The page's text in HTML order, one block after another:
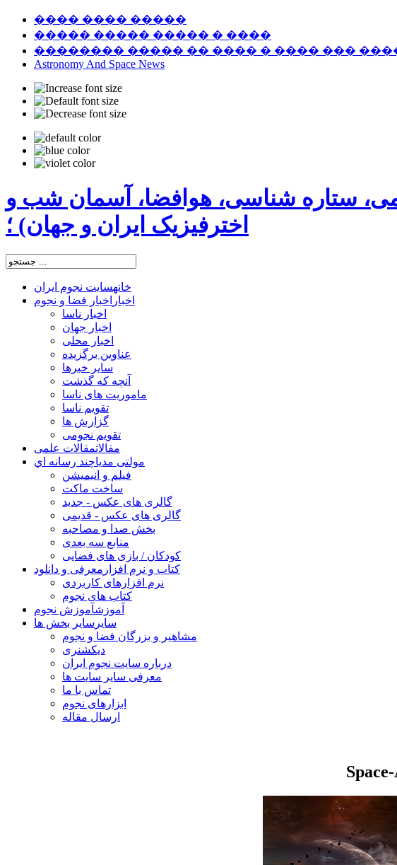
���� ���� �����
����� ����� ����� � ����
�������� ����� �� ���� � ���� ���
Astronomy And Space News
ستاره شناسی، هوافضا، آسمان شب و
اخترفیزیک ایران و جهان) ؛
خانهسایت نجوم ایران
اخبار اخبار فضا و نجوم
اخبار ناسا
اخبار جهان
اخبار محلی
عناوین برگزیده
سایر خبرها
آنچه که گذشت
ماموریت های ناسا
تقویم ناسا
گزارش ها
تقویم نجومی
مقالاتمقالات علمی
مولتی مدیاچند رسانه اي
فیلم و انیمیشن
ساخت ماکت
گالری های عکس - جدید
گالری های عکس - قدیمی
بخش صدا و مصاحبه
منابع سه بعدی
کودکان / بازی های فضایی
کتاب و نرم افزار معرفی و دانلود
نرم افزارهای کاربردی
کتاب های نجوم
آموزشآموزش نجوم
سایر سایر بخش ها
مشاهیر و بزرگان فضا و نجوم
دیکشنری
درباره سایت نجوم ایران
معرفی سایر سایت ها
تماس با ما
ابزارهای نجوم
ارسال مقاله